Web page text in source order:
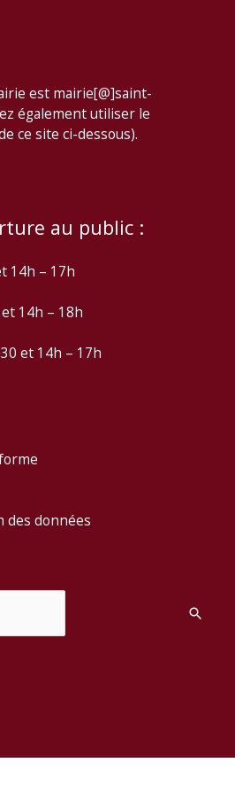
est mairie[@]saint-
également utiliser le
ce site ci-dessous).
au public :
14h – 17h
14h – 18h
et 14h – 17h
des données